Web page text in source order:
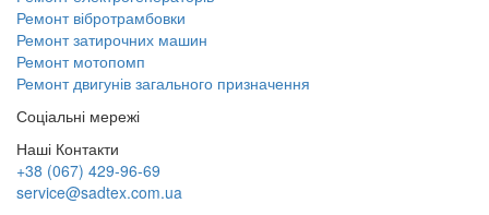
Ремонт вібротрамбовки
Ремонт затирочних машин
Ремонт мотопомп
Ремонт двигунів загального призначення
Соціальні мережі
Наші Контакти
+38 (067) 429-96-69
service@sadtex.com.ua